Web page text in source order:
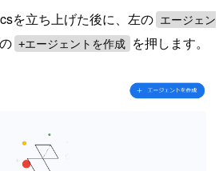
を立ち上げた後に、左の エージェン
+エージェントを作成 を押します。